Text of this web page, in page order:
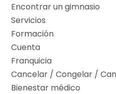
Encontrar un gimnasio
Servicios
Formación
Cuenta
Franquicia
Cancelar / Congelar /
Bienestar médico